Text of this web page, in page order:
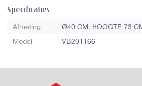
Specificaties
Afmeting
Ø40 CM, HOOGTE 73
Model
VB201166